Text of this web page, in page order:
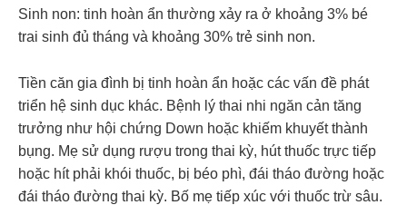
Sinh non: tinh hoàn ẩn thường xảy ra ở khoảng 3% bé
trai sinh đủ tháng và khoảng 30% trẻ sinh non.
Tiền căn gia đình bị tinh hoàn ẩn hoặc các vấn đề phát
triển hệ sinh dục khác. Bệnh lý thai nhi ngăn cản tăng
trưởng như hội chứng Down hoặc khiếm khuyết thành
bụng. Mẹ sử dụng rượu trong thai kỳ, hút thuốc trực tiếp
hoặc hít phải khói thuốc, bị béo phì, đái tháo đường hoặc
đái tháo đường thai kỳ. Bố mẹ tiếp xúc với thuốc trừ sâu.